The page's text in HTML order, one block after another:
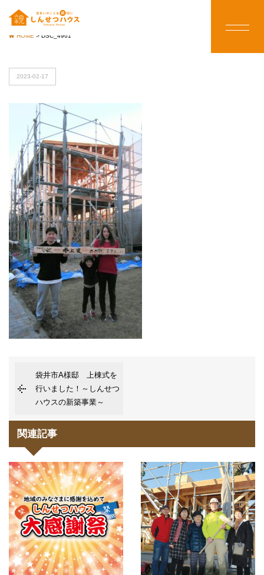
HOME > DSC_4961
2023-02-17
袋井市A様邸 上棟式を
行いました！～しんせつ
ハウスの新築事業～
関連記事